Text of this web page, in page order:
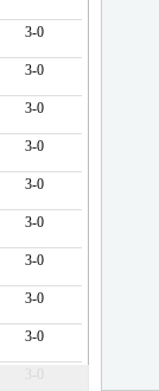
3-0
3-0
3-0
3-0
3-0
3-0
3-0
3-0
3-0